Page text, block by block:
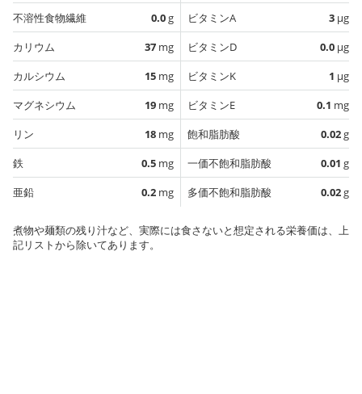
不溶性食物繊維
0.0g
カリウム
37 mg
カルシウム
15 mg
マグネシウム
19 mg
リン
18 mg
鉄
0.5 mg
亜鉛
0.2 mg
ビタミンA
3 µg
ビタミンD
0.0 µg
ビタミンK
1 µg
ビタミンE
0.1 mg
飽和脂肪酸
0.02g
一価不飽和脂肪酸
0.01 g
多価不飽和脂肪酸
0.02g
煮物や麺類の残り汁など、実際には食さないと想定される栄養価は、上
記リストから除いてあります。